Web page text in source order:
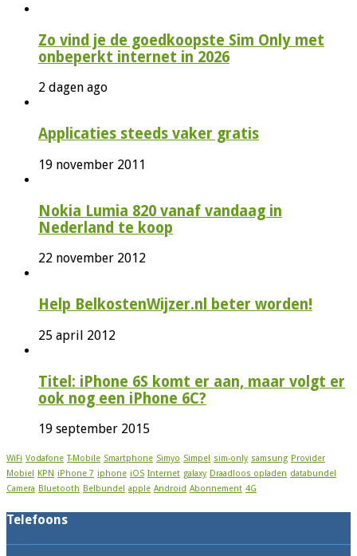
Zo vind je de goedkoopste Sim Only met
onbeperkt internet in 2026
2 dagen ago
Applicaties steeds vaker gratis
19 november 2011
Nokia Lumia 820 vanaf vandaag in
Nederland te koop
22 november 2012
Help BelkostenWijzer.nl beter worden!
25 april 2012
Titel: iPhone 6S komt er aan, maar volgt er
ook nog een iPhone 6C?
19 september 2015
WiFi Vodafone T-Mobile Smartphone Simyo Simpel sim-only samsung Provider
Mobiel
KPN iPhone 7 iphone iOS Internet galaxy Draadloos opladen databundel
Camera Bluetooth Belbundel apple Android Abonnement 4G
Telefoons